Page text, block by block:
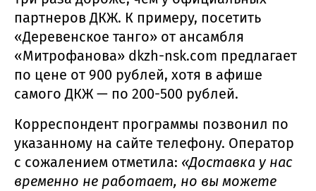
партнеров ДКЖ. К примеру, посетить
«Деревенское танго» от ансамбля
«Митрофанова» dkzh-nsk.com предлагает
по цене от 900 рублей, хотя в афише
самого ДКЖ — по 200-500 рублей.
Корреспондент программы позвонил по
указанному на сайте телефону. Оператор
с сожалением отметила: «Доставка у нас
временно не работает, но вы можете